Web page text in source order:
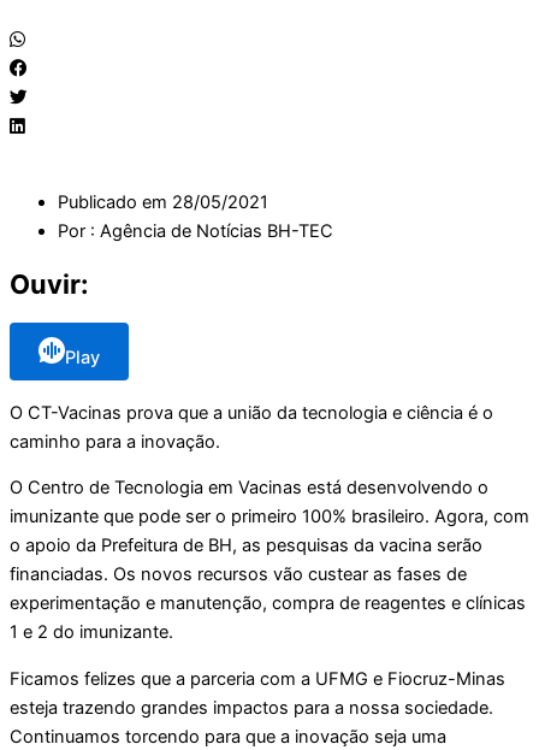
Publicado em 28/05/2021
Por : Agência de Notícias BH-TEC
Ouvir:
Play
O CT-Vacinas prova que a união da tecnologia e ciência é o
caminho para a inovação.
O Centro de Tecnologia em Vacinas está desenvolvendo o
imunizante que pode ser o primeiro 100% brasileiro. Agora, com
o apoio da Prefeitura de BH, as pesquisas da vacina serão
financiadas. Os novos recursos vão custear as fases de
experimentação e manutenção, compra de reagentes e clínicas
1 e 2 do imunizante.
Ficamos felizes que a parceria com a UFMG e Fiocruz-Minas
esteja trazendo grandes impactos para a nossa sociedade.
Continuamos torcendo para que a inovação seja uma